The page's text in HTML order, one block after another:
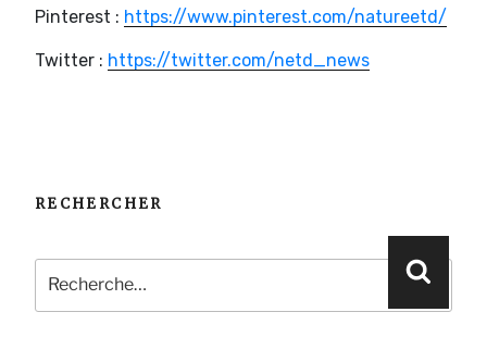
Pinterest : https://www.pinterest.com/natureetd/
Twitter : https://twitter.com/netd_news
RECHERCHER
Recherche
pour
: